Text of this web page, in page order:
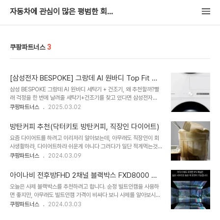
자동차에 관심이 많은 평범한 회사원
쿠팡파트너스 3
[삼성전자 BESPOKE] 그랑데 AI 원바디 Top Fit 세
탁기 + 건조기 최저가 알아보기 (WF2420HCWWC)
삼성 BESPOKE 그랑데 AI 원바디 세탁기 + 건조기, 왜 추천할까?빨
래 걱정을 한 번에 날려줄 세탁기+건조기를 찾고 있다면 삼성전자
BESPOKE 그랑데 AI 원바디 Top Fit 모델을 주목해 보세요. 세탁
히 바꿔놓았어요. 쿠팡에서 만나볼 수 있는 이 제품의 매력을 아래에서
자세히 소개할게요! https://link.coupang.com/a/cg5dYy 삼
성전자 BESPOKE 그랑데 AI 원바디 Top Fit 세탁기 + 건조기
WF2420HCWWC 24kg + 20kg 방문설치 - 세탁기건조현재 별
점 4.9점, 리뷰 1553개를 가진 삼성전자 BESPOKE 그랑데 AI 원바
쿠팡파트너스 2025.03.02
방탄커피 추천(닥터키토 방탄커피, 직장인 다이어트)
요즘 다이어트를 하려고 이리저리 알아보는데, 아무래도 직장인이 회
사생활하랴, 다이어트하랴 쉬운게 아니다 그러다가 일단 적게먹는것
부터 해보자는 생각이 들었다.😎 아침, 점심, 저녁중 언제 적게먹어볼
에, 혼자 따로먹는게 어렵다 저녁은 회식도 잦고, 사람들도 만나다보면
꾸준히 식단관리를 하기 어렵다. 하지만 아침은!! 조찬모임을 하는 극
소수를 제외하면 내가 스스로 컨트롤 할 수 있다. 조금 배고프긴 하지
만, 적게먹거나 식단을 스스로 만들어서 관리할 수 있다. 그리고 조금
만 버티면 점심이 찾아온다 전날 준비하긴 귀찮고 ... 직장인의 최대
쿠팡파트너스 2024.03.09
아이나비 전후방FHD 2채널 블랙박스 FXD8000 후
기
오늘은 사제 블랙박스를 추천하려고 합니다. 순정 빌트인캠을 사용하
면 좋지만, 아무래도 빌트인캠 가격이 비싸다 보니 사제를 알아보시는
분들이 많이 계시죠? 빌트인캠과 빌트인캠 2가 궁금하다면? 아래 링
쿠팡파트너스 2024.03.03